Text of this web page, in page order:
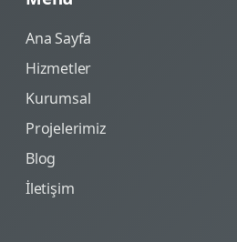
Ana Sayfa
Hizmetler
Kurumsal
Projelerimiz
Blog
İletişim